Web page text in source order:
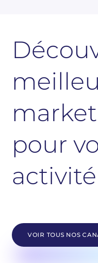
pour
activité
VOIR TOUS NOS